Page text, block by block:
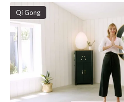
Qi Gong